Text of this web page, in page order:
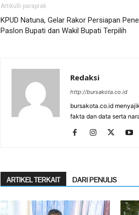
Artikulli paraprak
KPUD Natuna, Gelar Rakor Persiapan
Paslon Bupati dan Wakil Bupati Terpilih
Redaksi
http://bursakota.co.id
bursakota.co.id
fakta dan data serta
ARTIKEL TERKAIT DARI PENULIS